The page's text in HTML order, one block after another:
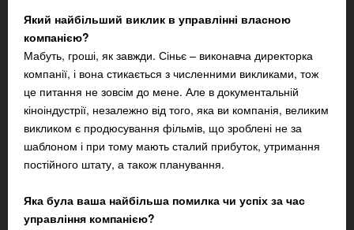
Який найбільший виклик в управлінні власною
компанією?
Мабуть, гроші, як завжди. Сіньє – виконавча директорка
компанії, і вона стикається з численними викликами, тож
це питання не зовсім до мене. Але в документальній
кіноіндустрії, незалежно від того, яка ви компанія, великим
викликом є продюсування фільмів, що зроблені не за
шаблоном і при тому мають сталий прибуток, утримання
постійного штату, а також планування.
Яка була ваша найбільша помилка чи успіх за час
управління компанією?